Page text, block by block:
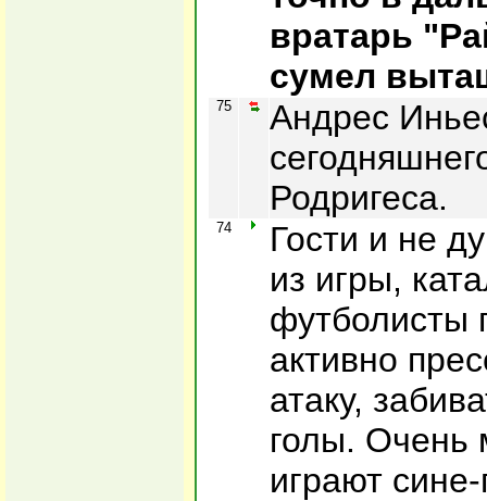
вратарь
сумел
75
Андрес
Родригеса.
74
Гости и не
из игры,
футболисты
активно
атаку,
голы. Очень
играют